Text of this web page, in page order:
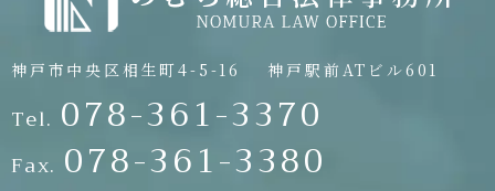
神戸市中央区相生町4-5-16 神戸駅前ATビル601
Tel. 078-361-3370
Fax. 078-361-3380